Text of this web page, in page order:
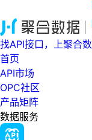
找API接口，上聚合数
首页
API市场
OPC社区
产品矩阵
数据服务